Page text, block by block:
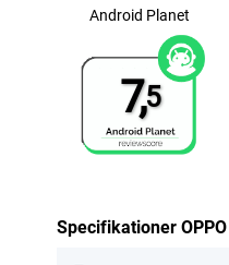
Android Planet
7,5
Specifikationer